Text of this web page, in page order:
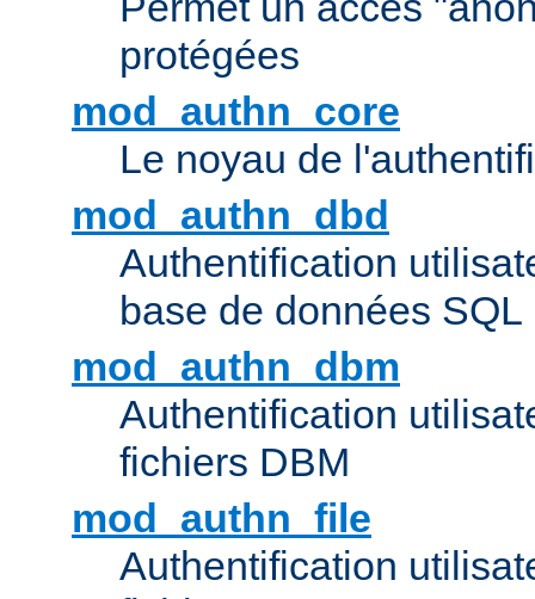
protégées
mod_authn_core
Le noyau de
mod_authn_dbd
Authentification
base de données SQL
mod_authn_dbm
Authentification
fichiers DBM
mod_authn_file
Authentification